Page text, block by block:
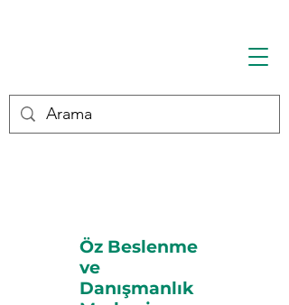
Öz Beslenme
ve
Danışmanlık